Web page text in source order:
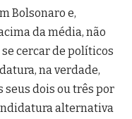
Bolsonaro e,
da média, não
cercar de políticos
na verdade,
seus dois ou três por
alternativa